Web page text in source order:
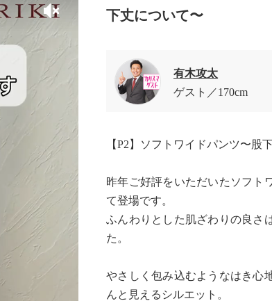
下丈について〜
有木攻太
ゲスト
170cm
【P2】ソフトワイドパンツ〜股
昨年ご好評をいただいたソフト
て登場です。
ふんわりとした肌ざわりの良さ
た。
やさしく包み込むようなはき心
んと見えるシルエット。